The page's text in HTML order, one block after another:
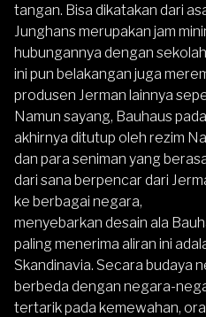
tangan. Bisa dikatakan dari
Junghans merupakan jam
hubungannya dengan
ini pun belakangan juga
produsen Jerman lainnya
Namun sayang, Bauhaus pada
akhirnya ditutup oleh rezim
dan para seniman yang
dari sana berpencar dari
ke berbagai negara,
menyebarkan desain ala
paling menerima aliran ini
Skandinavia. Secara budaya
berbeda dengan negara-
tertarik pada kemewahan,